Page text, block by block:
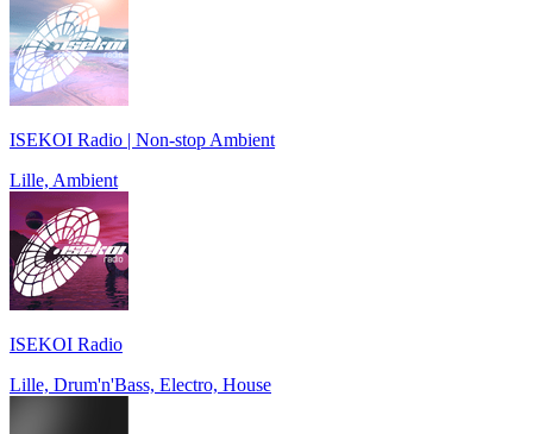
ISEKOI Radio | Non-stop Ambient
Lille, Ambient
ISEKOI Radio
Lille, Drum'n'Bass, Electro, House